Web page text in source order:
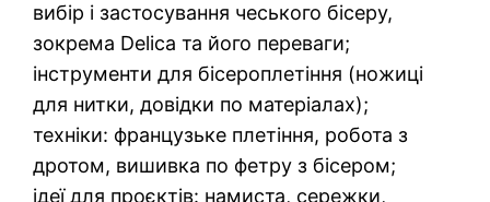
вибір і застосування чеського бісеру,
зокрема Delica та його переваги;
інструменти для бісероплетіння (ножиці
для нитки, довідки по матеріалах);
техніки: французьке плетіння, робота з
дротом, вишивка по фетру з бісером;
ідеї для проєктів: намиста, сережки,